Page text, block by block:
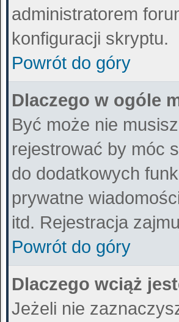
administratorem
konfiguracji skryptu.
Powrót do góry
Dlaczego w ogóle
Być może nie
rejestrować by móc
do dodatkowych
prywatne
itd. Rejestracja
Powrót do góry
Dlaczego wciąż
Jeżeli nie